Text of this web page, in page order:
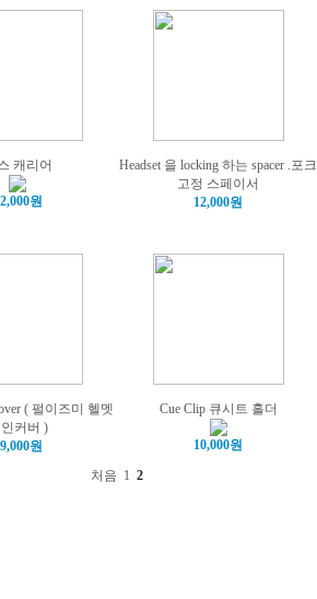
캐리어
원
Headset 을 locking 하는 spacer .포크
고정 스페이서
12,000원
( 펄이즈미 헬멧
커버 )
원
Cue Clip 큐시트 홀더
10,000원
처음 1 2